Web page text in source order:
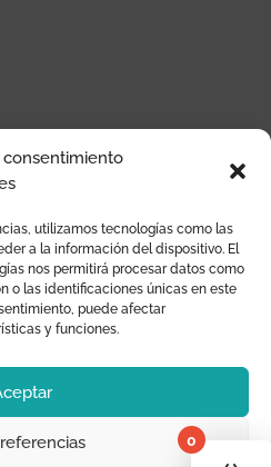
consentimiento
utilizamos tecnologías como las
a la información del dispositivo. El
nos permitirá procesar datos como
o las identificaciones únicas en este
puede afectar
y funciones.
0